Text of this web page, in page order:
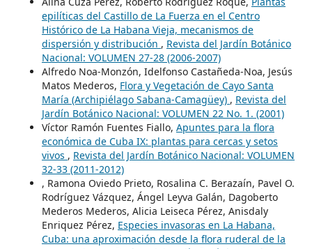
epilíticas del Castillo de La Fuerza en el Centro
Histórico de La Habana Vieja, mecanismos de
dispersión y distribución , Revista del Jardín Botánico
Nacional: VOLUMEN 27-28 (2006-2007)
Alfredo Noa-Monzón, Idelfonso Castañeda-Noa, Jesús
Matos Mederos, Flora y Vegetación de Cayo Santa
María (Archipiélago Sabana-Camagüey) , Revista del
Jardín Botánico Nacional: VOLUMEN 22 No. 1. (2001)
Víctor Ramón Fuentes Fiallo, Apuntes para la flora
económica de Cuba IX: plantas para cercas y setos
vivos , Revista del Jardín Botánico Nacional: VOLUMEN
32-33 (2011-2012)
, Ramona Oviedo Prieto, Rosalina C. Berazaín, Pavel O.
Rodríguez Vázquez, Ángel Leyva Galán, Dagoberto
Mederos Mederos, Alicia Leiseca Pérez, Anisdaly
Enriquez Pérez, Especies invasoras en La Habana,
Cuba: una aproximación desde la flora ruderal de la